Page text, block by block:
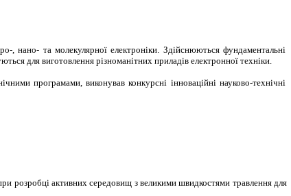
, нано- та молекулярної електроніки. Здійснюються фундаментальні
для виготовлення різноманітних приладів електронної техніки.
програмами, виконував конкурсні інноваційні науково-технічні
розробці активних середовищ з великими швидкостями травлення для